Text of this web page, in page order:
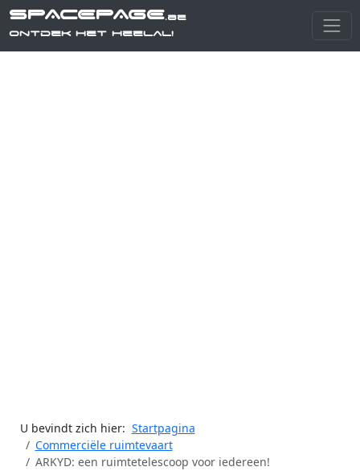
SPACEPAGE.be
Ontdek het heelal!
U bevindt zich hier: Startpagina
Commerciële ruimtevaart
ARKYD: een ruimtetelescoop voor iedereen!